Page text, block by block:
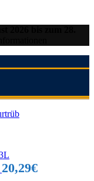
20,29€